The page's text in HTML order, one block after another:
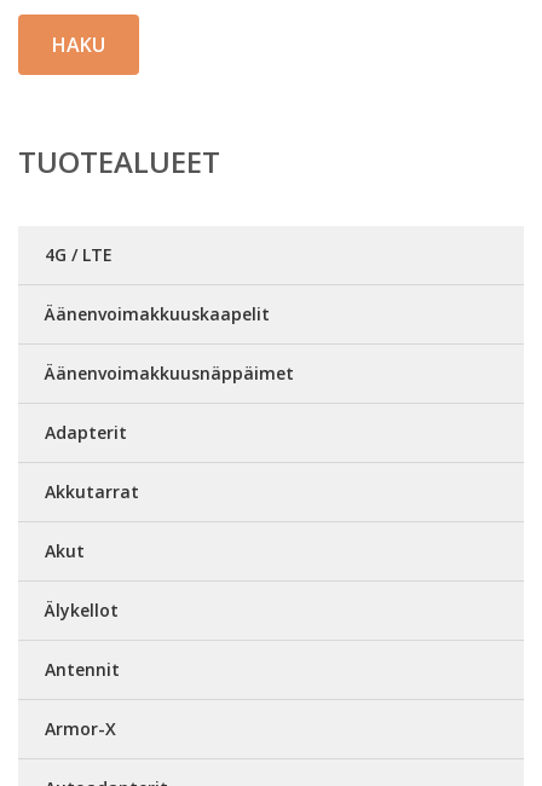
HAKU
TUOTEALUEET
4G / LTE
Äänenvoimakkuuskaapelit
Äänenvoimakkuusnäppäimet
Adapterit
Akkutarrat
Akut
Älykellot
Antennit
Armor-X